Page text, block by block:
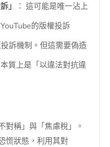
」
： 這可能是唯一沾上
的版權投訴
訴機制。但這需要偽造
質上是「以違法對抗違
對稱」與「焦慮稅」。
慌狀態，利用其對